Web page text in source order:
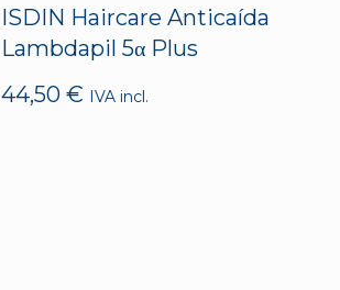
ISDIN Haircare Anticaída
Lambdapil 5α Plus
44,50 € IVA incl.